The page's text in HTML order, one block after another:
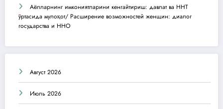
Аёлларнинг имкониятларини кенгайтириш: давлат ва ННТ
ўртасида мулоқот/ Расширение возможностей женщин: диалог
государства и ННО
Август 2026
Июль 2026